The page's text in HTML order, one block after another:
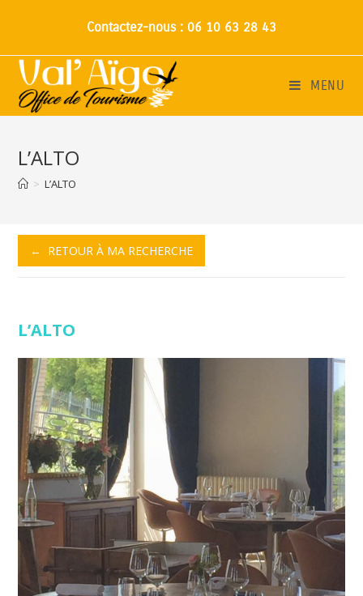
Contactez-nous : 06 10 63 28 43
MENU
L’ALTO
> L’ALTO
← RETOUR À MA RECHERCHE
L’ALTO